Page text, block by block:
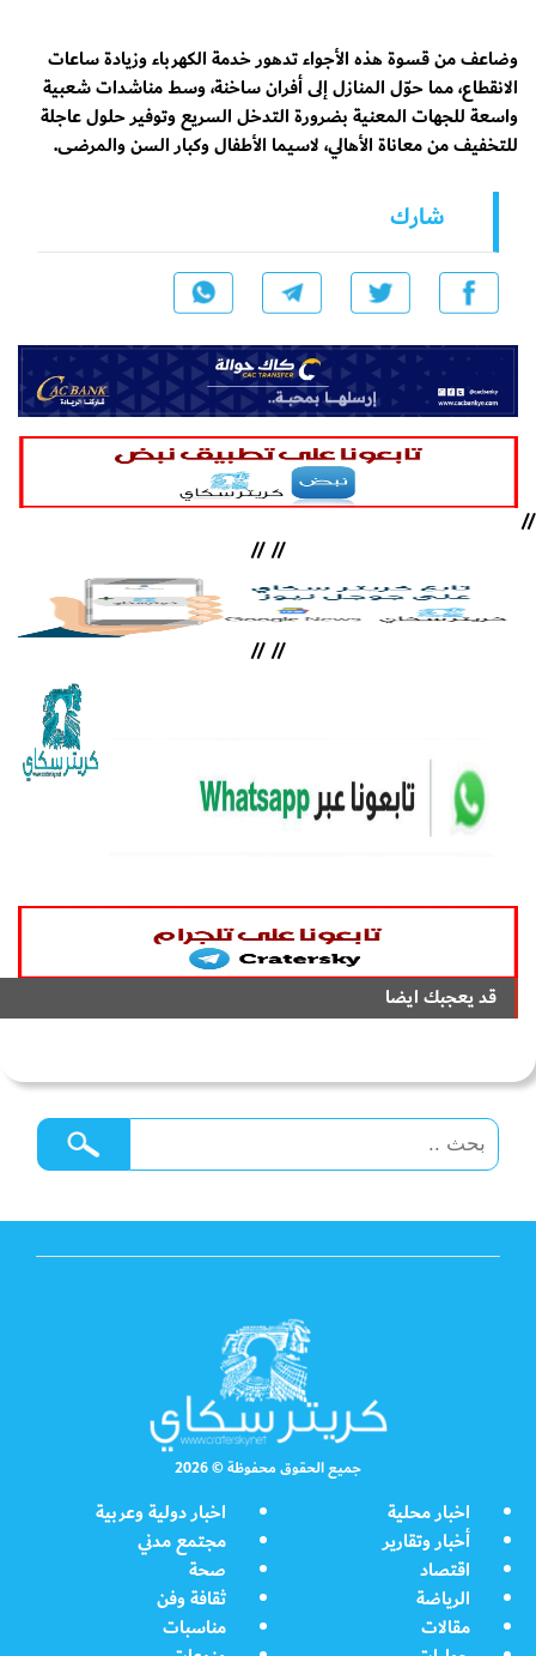
وضاعف من قسوة هذه الأجواء تدهور خدمة الكهرباء وزيادة ساعات
الانقطاع، مما حوّل المنازل إلى أفران ساخنة، وسط مناشدات شعبية
واسعة للجهات المعنية بضرورة التدخل السريع وتوفير حلول عاجلة
للتخفيف من معاناة الأهالي، لاسيما الأطفال وكبار السن والمرضى.
شارك
//
//
//
//
//
قد يعجبك ايضا
جميع الحقوق محفوظة © 2026
اخبار محلية
اخبار دولية وعربية
أخبار وتقارير
مجتمع مدني
اقتصاد
صحة
الرياضة
ثقافة وفن
مقالات
مناسبات